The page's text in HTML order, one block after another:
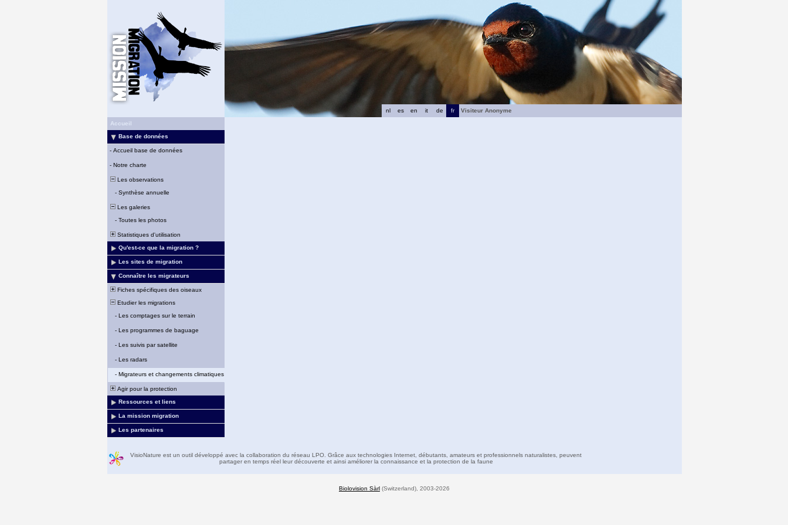
fr
de
it
en
es
nl
Visiteur Anonyme
Accueil
Base de données
- Accueil base de données
- Notre charte
Les observations
- Synthèse annuelle
Les galeries
- Toutes les photos
Statistiques d'utilisation
Qu'est-ce que la migration ?
Les sites de migration
Connaître les migrateurs
Fiches spécifiques des oiseaux
Etudier les migrations
- Les comptages sur le terrain
- Les programmes de baguage
- Les suivis par satellite
- Les radars
- Migrateurs et changements climatiques
Agir pour la protection
Ressources et liens
La mission migration
Les partenaires
VisioNature est un outil développé avec la collaboration du réseau LPO. Grâce aux technologies Internet, débutants, amateurs et professionnels naturalistes, peuvent
partager en temps réel leur découverte et ainsi améliorer la connaissance et la protection de la faune
Biolovision Sàrl (Switzerland), 2003-2026